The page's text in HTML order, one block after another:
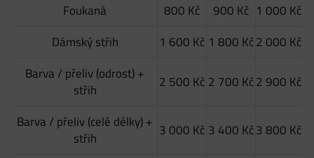
Foukaná
800 Kč 900 Kč 1 000 Kč
Dámský střih
1 600 Kč 1 800 Kč2 000 Kč
Barva / přeliv (odrost) +
střih
2 500 Kč 2 700 Kč2 900 Kč
Barva / přeliv (celé délky) +
střih
3 000 Kč 3 400 Kč3 800 Kč